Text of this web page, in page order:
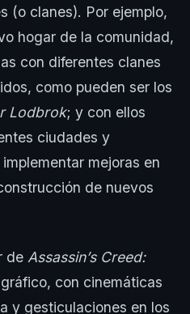
(o clanes). Por ejemplo,
hogar de la comunidad,
con diferentes clanes
como pueden ser los
Lodbrok; y con ellos
ciudades y
mejoras en
de nuevos
de Assassin’s Creed:
con cinemáticas
y gesticulaciones en los